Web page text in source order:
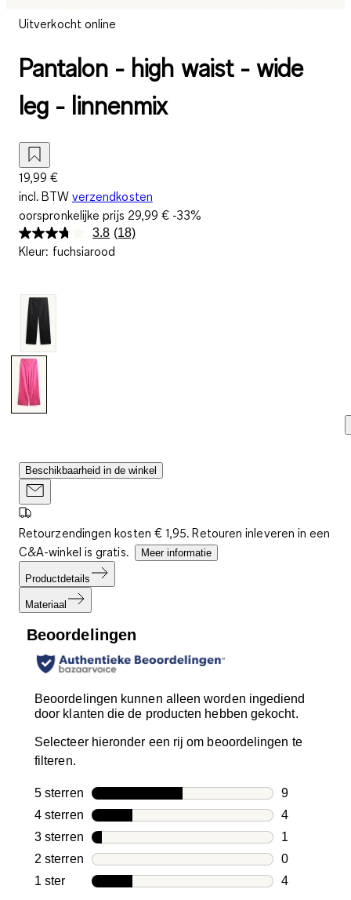
Uitverkocht online
Pantalon - high waist - wide
leg - linnenmix
19,99 €
incl. BTW verzendkosten
oorspronkelijke prijs 29,99 € -33%
3.8 Lees
18
(18)
Kleur: fuchsiarood
Beschikbaarheid in de winkel
Retourzendingen kosten € 1,95. Retouren inleveren in een
C&A-winkel is gratis.
Meer informatie
Productdetails
Materiaal
Beoordelingen
Beoordelingen kunnen alleen worden ingediend
door klanten die de producten hebben gekocht.
Selecteer hieronder een rij om beoordelingen te
filteren.
5 sterren sterren
9
9
4 sterren sterren
4
4
3 sterren sterren
1
1
2 sterren sterren
0
0
1 ster sterren
4